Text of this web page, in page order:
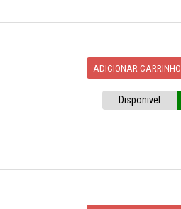
ADICIONAR CARRINHO
Disponivel